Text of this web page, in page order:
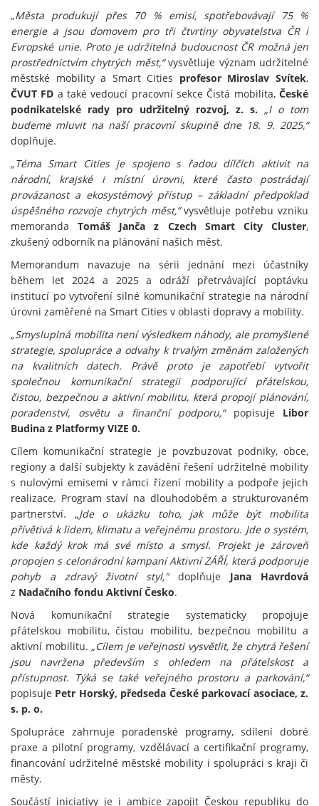
„Města produkují přes 70 % emisí, spotřebovávají 75 %
energie a jsou domovem pro tři čtvrtiny obyvatelstva ČR i
Evropské unie. Proto je udržitelná budoucnost ČR možná jen
prostřednictvím chytrých měst,“vysvětluje význam udržitelné
městské mobility a Smart Cities profesor Miroslav Svítek,
ČVUT FD a také vedoucí pracovní sekce Čistá mobilita,České
podnikatelské rady pro udržitelný rozvoj, z. s. „I o tom
budeme mluvit na naší pracovní skupině dne 18. 9. 2025,“
doplňuje.
„Téma Smart Cities je spojeno s řadou dílčích aktivit na
národní, krajské i místní úrovni, které často postrádají
provázanost a ekosystémový přístup – základní předpoklad
úspěšného rozvoje chytrých měst,”vysvětluje potřebu vzniku
memorandaTomáš Janča z Czech Smart City Cluster,
zkušený odborník na plánování našich měst.
Memorandum navazuje na sérii jednání mezi účastníky
během let 2024 a 2025 a odráží přetrvávající poptávku
institucí po vytvoření silné komunikační strategie na národní
úrovni zaměřené na Smart Cities v oblasti dopravy a mobility.
„Smysluplná mobilita není výsledkem náhody, ale promyšlené
strategie, spolupráce a odvahy k trvalým změnám založených
na kvalitních datech. Právě proto je zapotřebí vytvořit
společnou komunikační strategii podporující přátelskou,
čistou, bezpečnou a aktivní mobilitu, která propojí plánování,
poradenství, osvětu a finanční podporu,“popisuje Libor
Budina z Platformy VIZE 0.
Cílem komunikační strategie je povzbuzovat podniky, obce,
regiony a další subjekty k zavádění řešení udržitelné mobility
s nulovými emisemi v rámci řízení mobility a podpoře jejich
realizace. Program staví na dlouhodobém a strukturovaném
partnerství. „Jde o ukázku toho, jak může být mobilita
přívětivá k lidem, klimatu a veřejnému prostoru. Jde o systém,
kde každý krok má své místo a smysl. Projekt je zároveň
propojen s celonárodní kampaní Aktivní ZÁŘÍ, která podporuje
pohyb a zdravý životní styl," doplňuje Jana Havrdová
z Nadačního fondu Aktivní Česko.
Nová komunikační strategie systematicky propojuje
přátelskou mobilitu, čistou mobilitu, bezpečnou mobilitu a
aktivní mobilitu. „Cílem je veřejnosti vysvětlit, že chytrá řešení
jsou navržena především s ohledem na přátelskost a
přístupnost. Týká se také veřejného prostoru a parkování,“
popisuje Petr Horský, předseda České parkovací asociace, z.
s. p. o.
Spolupráce zahrnuje poradenské programy, sdílení dobré
praxe a pilotní programy, vzdělávací a certifikační programy,
financování udržitelné městské mobility i spolupráci s kraji či
městy.
Součástí iniciativy je i ambice zapojit Českou republiku do